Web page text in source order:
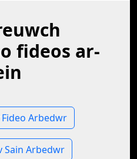
fideos ar-
Arbedwr
Sain Arbedwr